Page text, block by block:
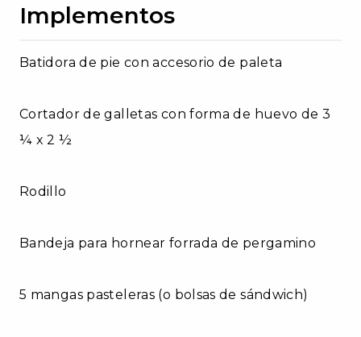
Implementos
Batidora de pie con accesorio de paleta
Cortador de galletas con forma de huevo de 3
¼ x 2 ½
Rodillo
Bandeja para hornear forrada de pergamino
5 mangas pasteleras (o bolsas de sándwich)